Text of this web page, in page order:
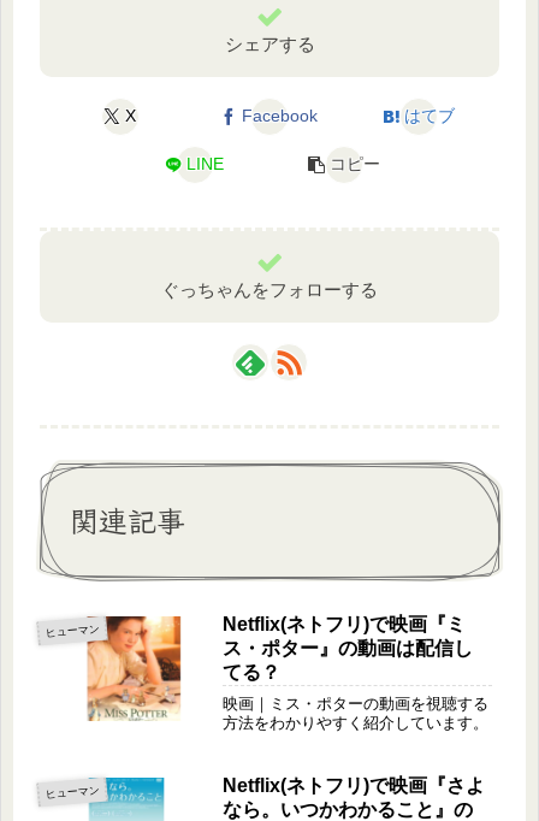
シェアする
X Facebook はてブ
LINE コピー
ぐっちゃんをフォローする
関連記事
ヒューマン
Netflix(ネトフリ)で映画『ミ
ス・ポター』の動画は配信し
てる？
映画｜ミス・ポターの動画を視聴する
方法をわかりやすく紹介しています。
ヒューマン
Netflix(ネトフリ)で映画『さよ
なら。いつかわかること』の